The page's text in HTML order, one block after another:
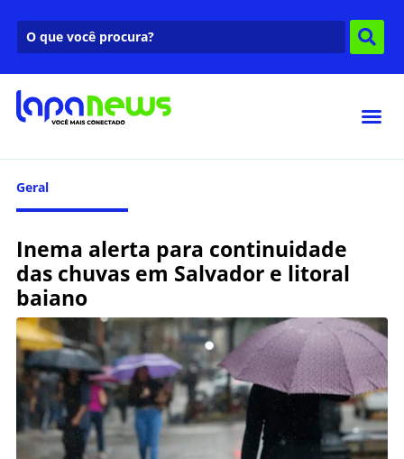
Geral
Inema alerta para continuidade
das chuvas em Salvador e litoral
baiano